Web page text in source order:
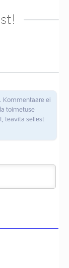
Kommentaare ei
toimetuse
teavita sellest